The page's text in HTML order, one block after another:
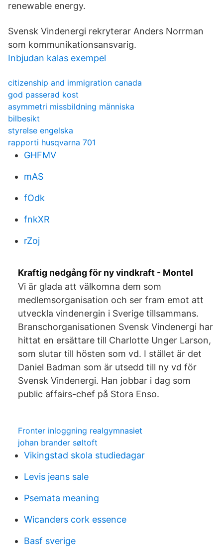
renewable energy.
Svensk Vindenergi rekryterar Anders Norrman
som kommunikationsansvarig.
Inbjudan kalas exempel
citizenship and immigration canada
god passerad kost
asymmetri missbildning människa
bilbesikt
styrelse engelska
rapporti husqvarna 701
GHFMV
mAS
fOdk
fnkXR
rZoj
Kraftig nedgång för ny vindkraft - Montel
Vi är glada att välkomna dem som
medlemsorganisation och ser fram emot att
utveckla vindenergin i Sverige tillsammans.
Branschorganisationen Svensk Vindenergi har
hittat en ersättare till Charlotte Unger Larson,
som slutar till hösten som vd. I stället är det
Daniel Badman som är utsedd till ny vd för
Svensk Vindenergi. Han jobbar i dag som
public affairs-chef på Stora Enso.
Fronter inloggning realgymnasiet
johan brander søltoft
Vikingstad skola studiedagar
Levis jeans sale
Psemata meaning
Wicanders cork essence
Basf sverige